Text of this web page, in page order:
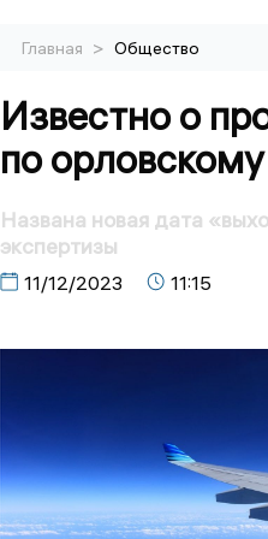
Главная > Общество
Известно о
по
Названа новая дата
экспертизы
11/12/2023 11:15